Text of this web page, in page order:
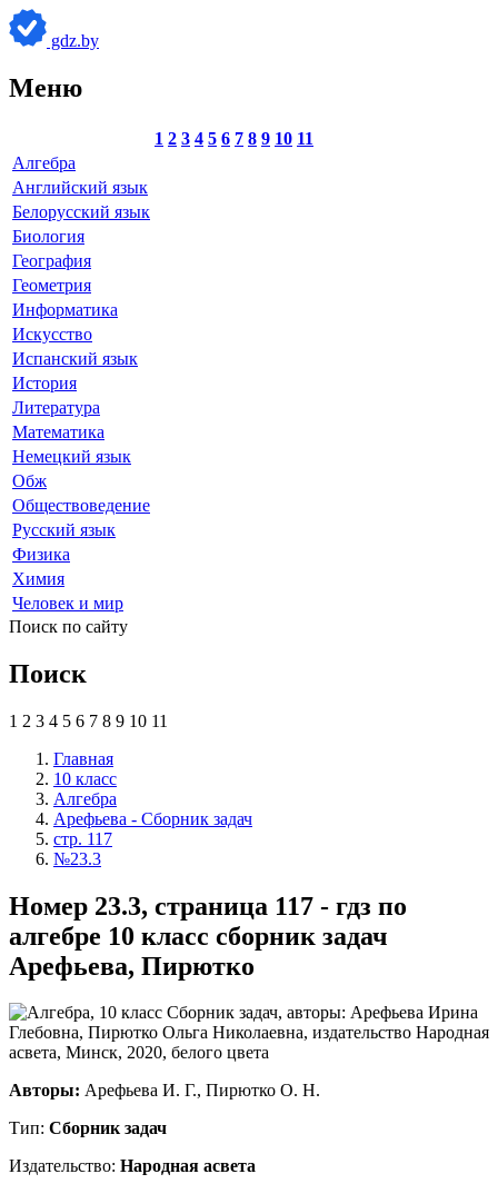
gdz.by
Меню
1 2 3 4 5 6 7 8 9 10 11
Алгебра
Английский язык
Белорусский язык
Биология
География
Геометрия
Информатика
Искусство
Испанский язык
История
Литература
Математика
Немецкий язык
Обж
Обществоведение
Русский язык
Физика
Химия
Человек и мир
Поиск по сайту
Поиск
1 2 3 4 5 6 7 8 9 10 11
Главная
10 класс
Алгебра
Арефьева - Сборник задач
стр. 117
№23.3
Номер 23.3, страница 117 - гдз по
алгебре 10 класс сборник задач
Арефьева, Пирютко
Авторы: Арефьева И. Г., Пирютко О. Н.
Тип: Сборник задач
Издательство: Народная асвета